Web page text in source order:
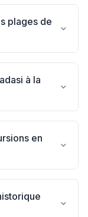
plages de
à la
en